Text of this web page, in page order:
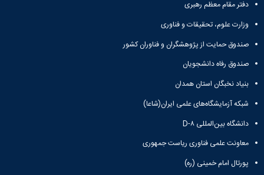
دانشکده
علوم
پایه
دانشکده
اقتصادی
و
اجتماعی
دانشکده
ورزشی
دانشکده
های
اقماری
دفتر مقام معظم رهبری
وزارت علوم، تحقیقات و فناوری
صندوق حمایت از پژوهشگران و فناوران کشور
صندوق رفاه دانشجویان
بنیاد نخبگان استان همدان
شبکه آزمایشگاه‌های علمی ایران(شاعا)
دانشگاه بین‌المللی D-۸
معاونت علمی فناوری ریاست جمهوری
پورتال امام خمینی (ره)